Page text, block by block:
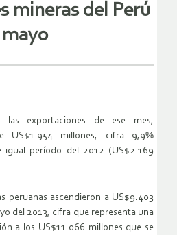
mineras del Perú
mayo
exportaciones de ese mes,
US$1.954 millones, cifra 9,9%
igual período del 2012 (US$2.169
peruanas ascendieron a US$9.403
del 2013, cifra que representa una
a los US$11.066 millones que se